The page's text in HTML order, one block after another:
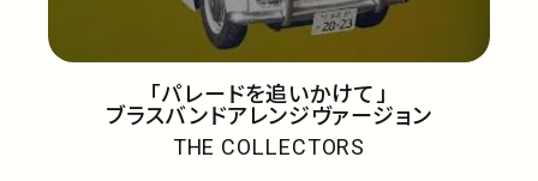
「パレードを追いかけて」
ブラスバンドアレンジヴァージョン
THE COLLECTORS